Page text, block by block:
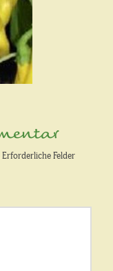
Erforderliche Felder